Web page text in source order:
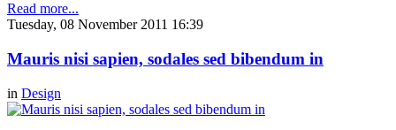
Read more...
Tuesday, 08 November 2011 16:39
Mauris nisi sapien, sodales sed bibendum in
in Design